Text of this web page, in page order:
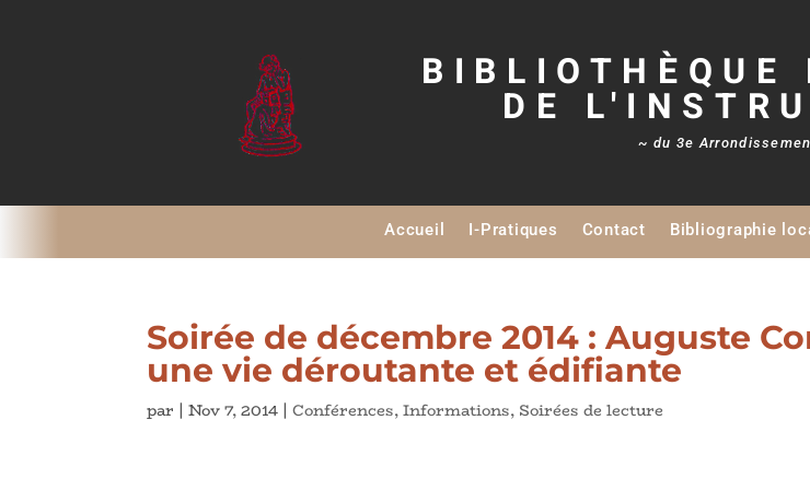
BIBLIOTHÈQUE
DE
~ du 3e
Accueil I-Pratiques Contact Bibliographie
Soirée de décembre 2014 : Auguste
une vie déroutante et édifiante
par |Nov 7, 2014 |Conférences,Informations, Soirées de lecture